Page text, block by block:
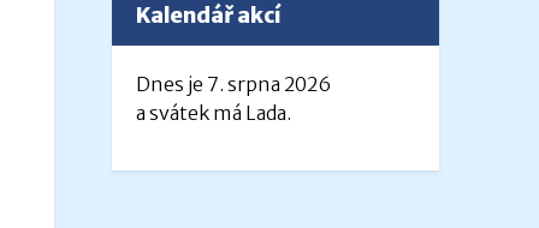
Kalendář akcí
Dnes je 7. srpna 2026
a svátek má Lada.